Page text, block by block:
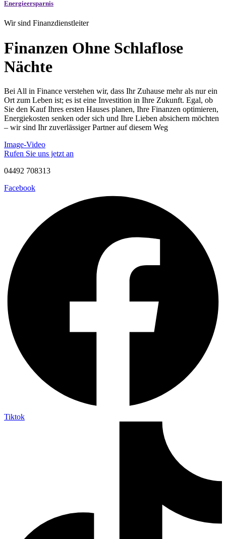
Energieersparnis
Wir sind Finanzdienstleiter
Finanzen Ohne Schlaflose
Nächte
Bei All in Finance verstehen wir, dass Ihr Zuhause mehr als nur ein
Ort zum Leben ist; es ist eine Investition in Ihre Zukunft. Egal, ob
Sie den Kauf Ihres ersten Hauses planen, Ihre Finanzen optimieren,
Energiekosten senken oder sich und Ihre Lieben absichern möchten
– wir sind Ihr zuverlässiger Partner auf diesem Weg
Image-Video
Rufen Sie uns jetzt an
04492 708313
Facebook
Tiktok